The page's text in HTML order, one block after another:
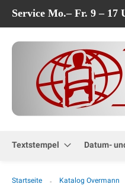
Service Mo.– Fr. 9 – 17
Textstempel Datum-
Startseite Katalog Overmann